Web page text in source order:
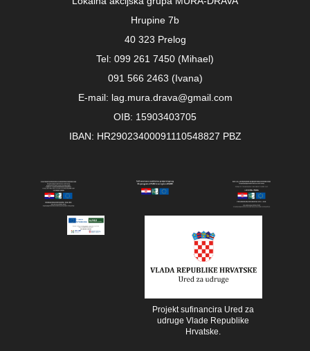
Hrupine 7b
40 323 Prelog
Tel: 099 261 7450 (Mihael)
091 566 2463 (Ivana)
E-mail: lag.mura.drava@gmail.com
OIB: 15903403705
IBAN: HR29023400091110548827 PBZ
Projekt sufinancira Ured za
udruge Vlade Republike
Hrvatske.